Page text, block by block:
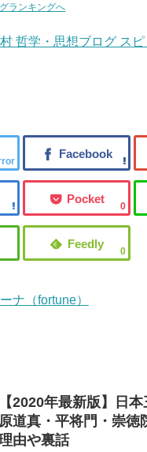
ランキングへ
0
0
ナ（fortune）
【2020年最新版】日
原道真・平将門・崇徳
由や裏話